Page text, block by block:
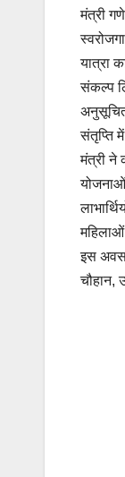
मंत्री
यात्रा
संकल्प
अनुसूचित
संतृप्ति
मंत्री ने
महिलाओं
इस
चौहान,